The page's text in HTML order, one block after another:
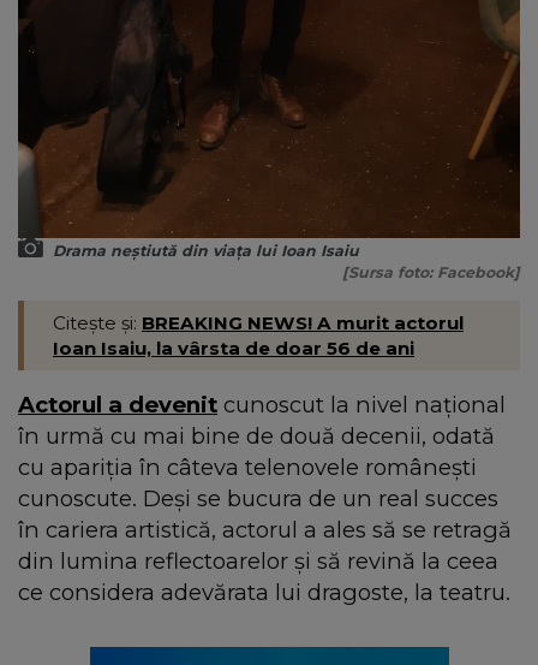
Drama neștiută din viața lui Ioan Isaiu
[Sursa foto: Facebook]
Citește și: BREAKING NEWS! A murit actorul
Ioan Isaiu, la vârsta de doar 56 de ani
Actorul a devenit cunoscut la nivel național
în urmă cu mai bine de două decenii, odată
cu apariția în câteva telenovele românești
cunoscute. Deși se bucura de un real succes
în cariera artistică, actorul a ales să se retragă
din lumina reflectoarelor și să revină la ceea
ce considera adevărata lui dragoste, la teatru.